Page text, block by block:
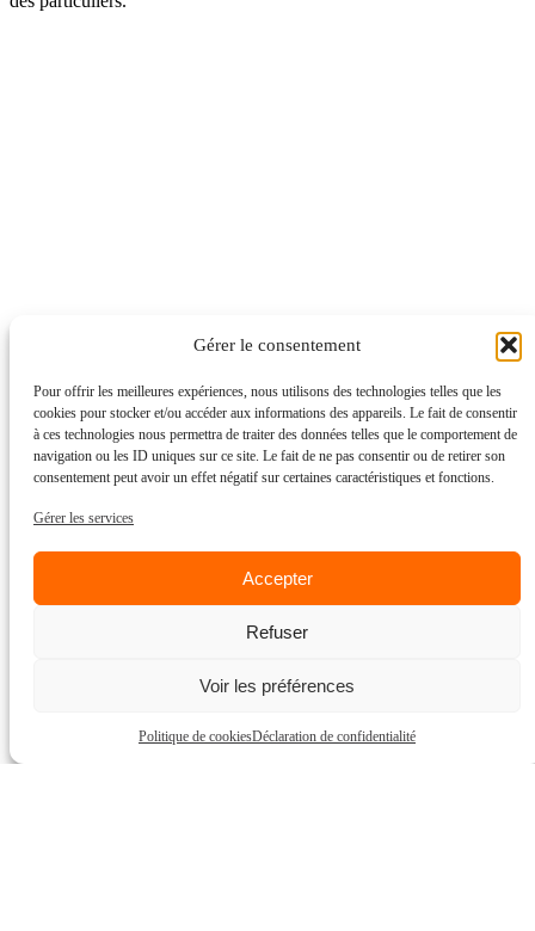
Gérer le consentement
Pour offrir les meilleures expériences, nous utilisons des technologies telles que les
cookies pour stocker et/ou accéder aux informations des appareils. Le fait de consentir
à ces technologies nous permettra de traiter des données telles que le comportement de
navigation ou les ID uniques sur ce site. Le fait de ne pas consentir ou de retirer son
consentement peut avoir un effet négatif sur certaines caractéristiques et fonctions.
Gérer les services
Accepter
Refuser
Voir les préférences
Politique de cookiesDéclaration de confidentialité
Les options suivantes vous redirigeront vers